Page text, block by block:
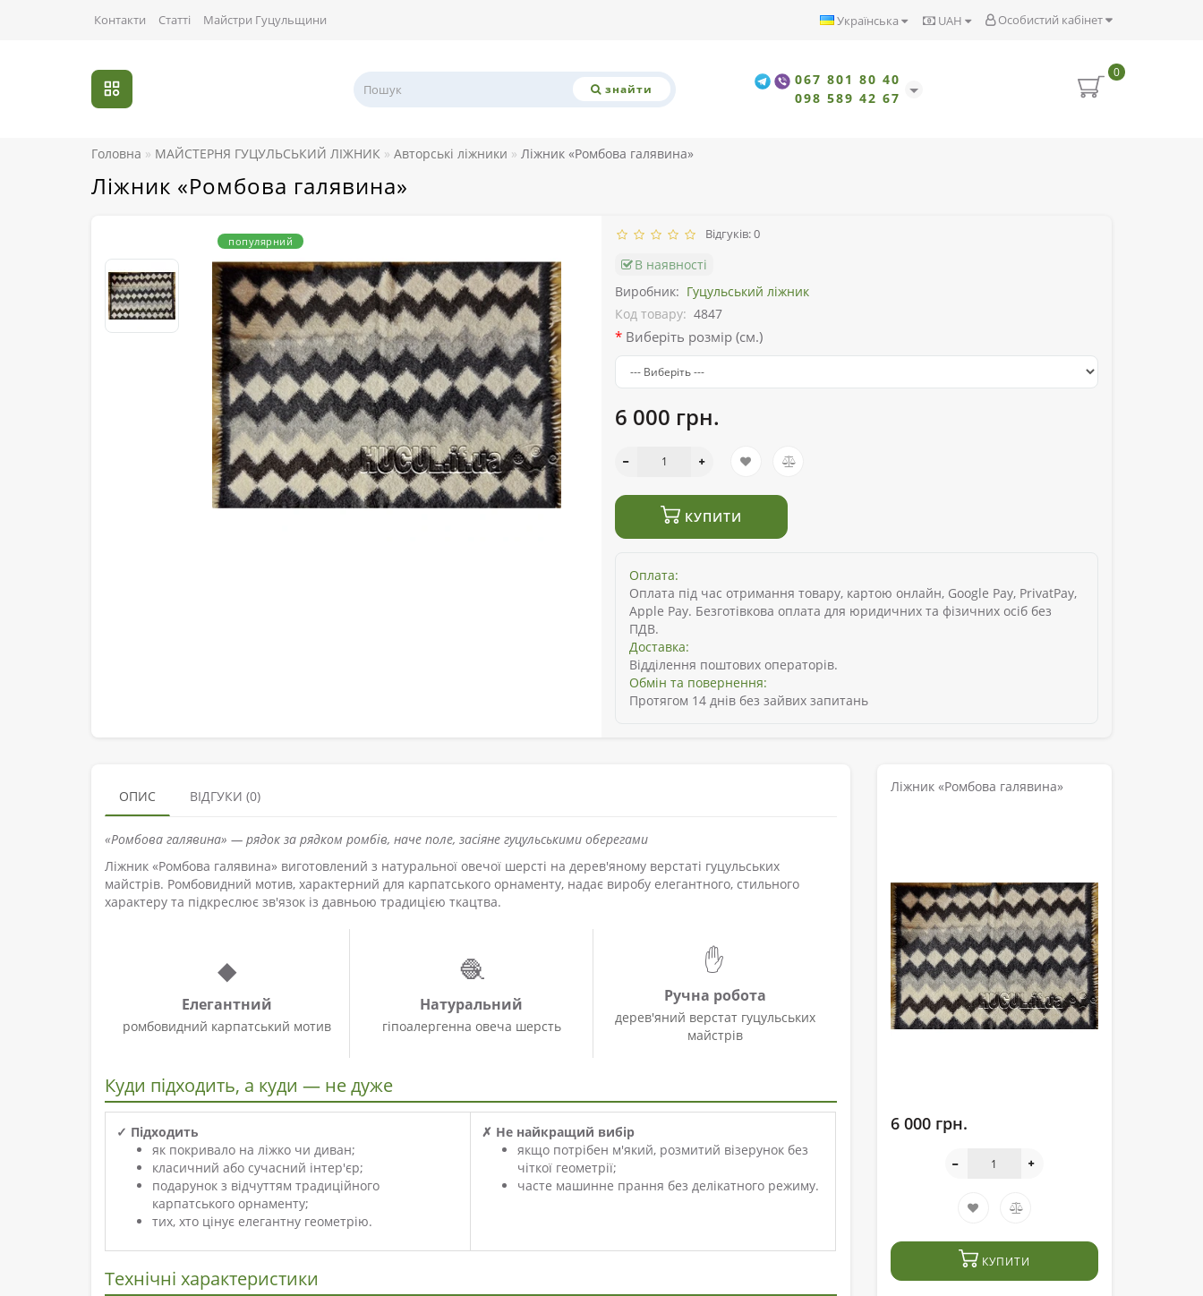
Особистий кабінет
UAH
Українська
Контакти Статті Майстри Гуцульщини
знайти
067 801 80 40
098 589 42 67
0
Головна МАЙСТЕРНЯ ГУЦУЛЬСЬКИЙ ЛІЖНИК Авторські ліжники Ліжник «Ромбова галявина»
Ліжник «Ромбова галявина»
популярний Відгуків: 0
В наявності
Виробник: Гуцульський ліжник
Код товару: 4847
Виберіть розмір (см.)
6 000 грн.
КУПИТИ
Оплата:
Оплата під час отримання товару, картою онлайн, Google Pay, PrivatPay,
Apple Pay. Безготівкова оплата для юридичних та фізичних осіб без
ПДВ.
Доставка:
Відділення поштових операторів.
Обмін та повернення:
Протягом 14 днів без зайвих запитань
ОПИС ВІДГУКИ (0)
«Ромбова галявина» — рядок за рядком ромбів, наче поле, засіяне гуцульськими оберегами
Ліжник «Ромбова галявина» виготовлений з натуральної овечої шерсті на дерев'яному верстаті гуцульських
майстрів. Ромбовидний мотив, характерний для карпатського орнаменту, надає виробу елегантного, стильного
характеру та підкреслює зв'язок із давньою традицією ткацтва.
◆
Елегантний
ромбовидний карпатський мотив
🧶
Натуральний
гіпоалергенна овеча шерсть
✋
Ручна робота
дерев'яний верстат гуцульських
майстрів
Куди підходить, а куди — не дуже
✓ Підходить
як покривало на ліжко чи диван;
класичний або сучасний інтер'єр;
подарунок з відчуттям традиційного
карпатського орнаменту;
тих, хто цінує елегантну геометрію.
✗ Не найкращий вибір
якщо потрібен м'який, розмитий візерунок без
чіткої геометрії;
часте машинне прання без делікатного режиму.
Технічні характеристики
Ліжник «Ромбова галявина»
6 000 грн.
КУПИТИ